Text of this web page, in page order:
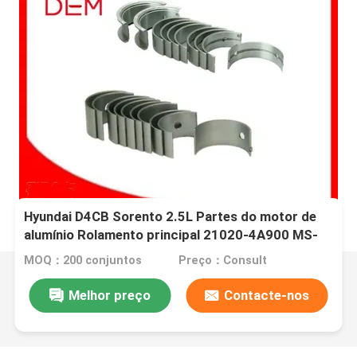
Hyundai D4CB Sorento 2.5L Partes do motor de
alumínio Rolamento principal 21020-4A900 MS-
3887A
MOQ：200 conjuntos Preço：Consult
Melhor preço Contacte-nos